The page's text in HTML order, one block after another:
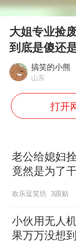
Play
00:00
大姐专业捡
到底是傻还
搞笑的小熊
山东
打开
老公给媳妇
竟然是为了
欢乐逗笑坊 3跟贴
小伙用无人
果万万没想